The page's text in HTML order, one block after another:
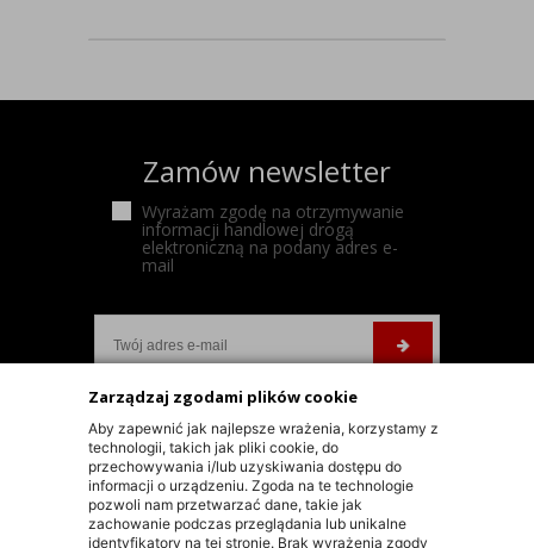
Zarządzaj zgodami plików cookie
Aby zapewnić jak najlepsze wrażenia, korzystamy z
technologii, takich jak pliki cookie, do
przechowywania i/lub uzyskiwania dostępu do
informacji o urządzeniu. Zgoda na te technologie
pozwoli nam przetwarzać dane, takie jak
zachowanie podczas przeglądania lub unikalne
identyfikatory na tej stronie. Brak wyrażenia zgody
Zamów newsletter
Wyrażam zgodę na otrzymywanie
informacji handlowej drogą
elektroniczną na podany adres e-
mail
INFORMACJE KONTAKTOWE
KONTAKT
+48 603 90 30 50